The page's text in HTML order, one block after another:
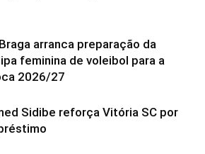
arranca preparação da
feminina de voleibol para a
2026/27
Sidibe reforça Vitória SC por